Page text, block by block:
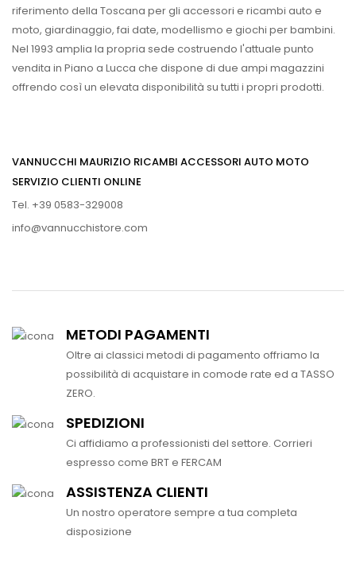
riferimento della Toscana per gli accessori e ricambi auto e
moto, giardinaggio, fai date, modellismo e giochi per bambini.
Nel 1993 amplia la propria sede costruendo l'attuale punto
vendita in Piano a Lucca che dispone di due ampi magazzini
offrendo così un elevata disponibilità su tutti i propri prodotti.
VANNUCCHI MAURIZIO RICAMBI ACCESSORI AUTO MOTO
SERVIZIO CLIENTI ONLINE
Tel. +39 0583-329008
info@vannucchistore.com
METODI PAGAMENTI
Oltre ai classici metodi di pagamento offriamo la
possibilità di acquistare in comode rate ed a TASSO
ZERO.
SPEDIZIONI
Ci affidiamo a professionisti del settore. Corrieri
espresso come BRT e FERCAM
ASSISTENZA CLIENTI
Un nostro operatore sempre a tua completa
disposizione